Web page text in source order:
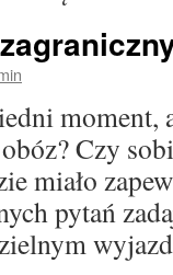
moment,
Czy
miało
pytań